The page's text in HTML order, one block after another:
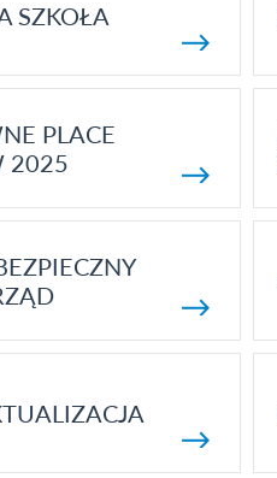
SZKOŁA
PLACE
2025